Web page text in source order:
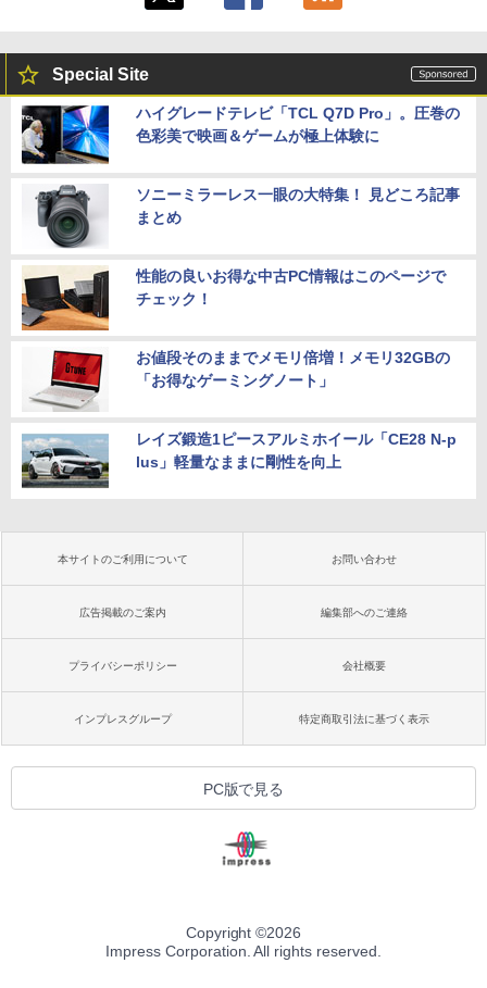
Special Site
ハイグレードテレビ「TCL Q7D Pro」。圧巻の
色彩美で映画＆ゲームが極上体験に
ソニーミラーレス一眼の大特集！ 見どころ記事
まとめ
性能の良いお得な中古PC情報はこのページで
チェック！
お値段そのままでメモリ倍増！メモリ32GBの
「お得なゲーミングノート」
レイズ鍛造1ピースアルミホイール「CE28 N-p
lus」軽量なままに剛性を向上
本サイトのご利用について お問い合わせ
広告掲載のご案内 編集部へのご連絡
プライバシーポリシー 会社概要
インプレスグループ 特定商取引法に基づく表示
PC版で見る
Copyright ©2026
Impress Corporation. All rights reserved.